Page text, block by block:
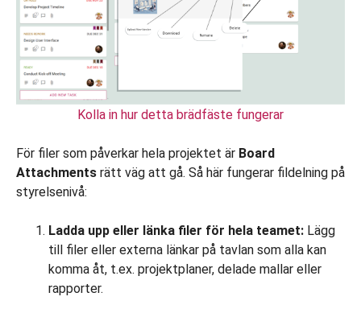
Kolla in hur detta brädfäste fungerar
För filer som påverkar hela projektet är Board
Attachments rätt väg att gå. Så här fungerar fildelning på
styrelsenivå:
Ladda upp eller länka filer för hela teamet: Lägg
till filer eller externa länkar på tavlan som alla kan
komma åt, t.ex. projektplaner, delade mallar eller
rapporter.